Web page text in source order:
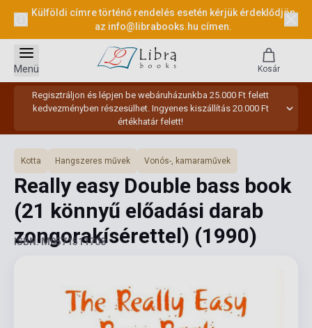
Külföldi címre történő rendelés esetén kérjük érdeklődjön
az info@librabooks.hu címen.
Regisztráljon és lépjen be webáruházunkba 25.000 Ft felett
kedvezményben részesülhet. Ingyenes kiszállítás 20.000 Ft
értékhatár felett!
Menü Kosár
Kotta Hangszeres művek Vonós-, kamaraművek
Really easy Double bass book
(21 könnyű előadási darab
zongorakísérettel) (1990)
ISBN: M0571511708